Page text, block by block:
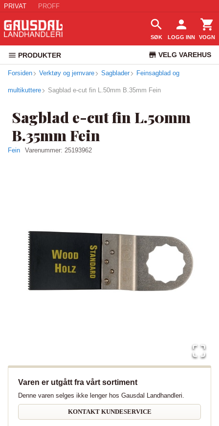
PRIVAT PROFF
SØK LOGG INN VOGN
PRODUKTER VELG VAREHUS
KUNDESERVICE
Forsiden Verktøy og jernvare Sagblader Feinsagblad og
multikuttere Sagblad e-cut fin L.50mm B.35mm Fein
Sagblad e-cut fin L.50mm
B.35mm Fein
Fein Varenummer: 25193962
Varen er utgått fra vårt sortiment
Denne varen selges ikke lenger hos Gausdal Landhandleri.
KONTAKT KUNDESERVICE